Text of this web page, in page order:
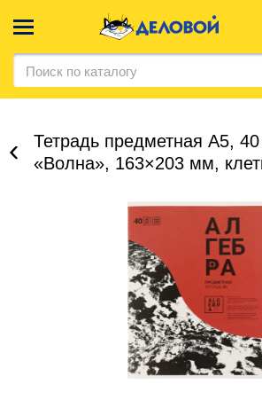
Тетрадь предметная А5,
«Волна», 163×203 мм,